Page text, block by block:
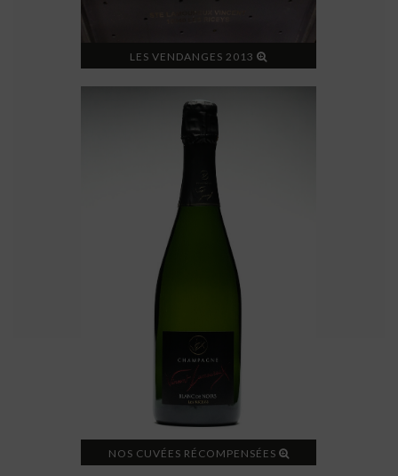
LES VENDANGES 2013
NOS CUVÉES RÉCOMPENSÉES